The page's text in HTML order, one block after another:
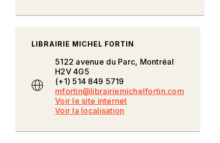
LIBRAIRIE MICHEL FORTIN
5122 avenue du Parc, Montréal
H2V 4G5
(+1) 514 849 5719
mfortin@librairiemichelfortin.com
Voir le site internet
Voir la localisation